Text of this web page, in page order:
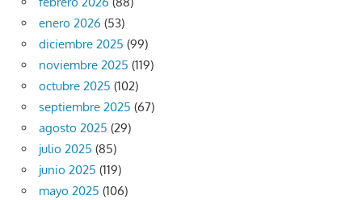
enero 2026 (53)
diciembre 2025 (99)
noviembre 2025 (119)
octubre 2025 (102)
septiembre 2025 (67)
agosto 2025 (29)
julio 2025 (85)
junio 2025 (119)
mayo 2025 (106)